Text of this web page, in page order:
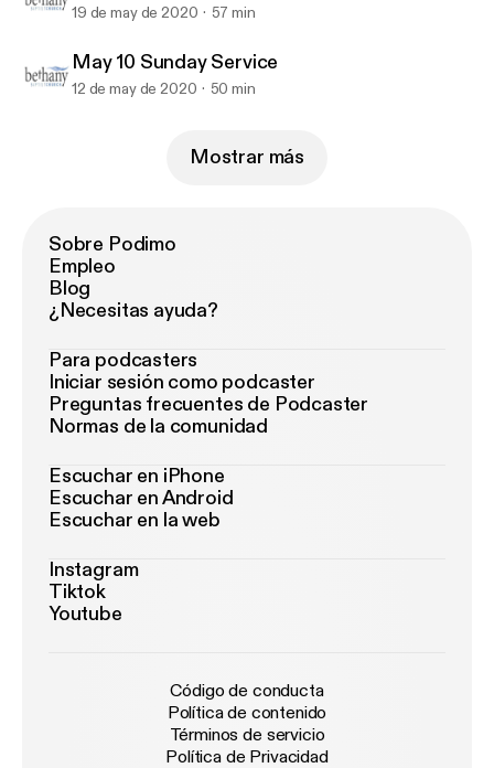
19 de may de 2020 57 min
May 10 Sunday Service
12 de may de 2020 50 min
Mostrar más
Sobre Podimo
Empleo
Blog
¿Necesitas ayuda?
Para podcasters
Iniciar sesión como podcaster
Preguntas frecuentes de Podcaster
Normas de la comunidad
Escuchar en iPhone
Escuchar en Android
Escuchar en la web
Instagram
Tiktok
Youtube
Código de conducta
Política de contenido
Términos de servicio
Política de Privacidad